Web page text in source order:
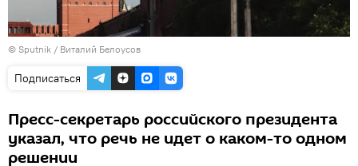
© Sputnik / Виталий Белоусов
Подписаться
Пресс-секретарь российского президента
указал, что речь не идет о каком-то одном
решении